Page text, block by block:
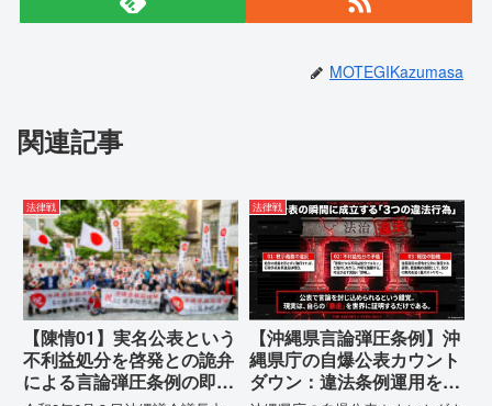
MOTEGIKazumasa
関連記事
法律戦
【陳情01】実名公表という
不利益処分を啓発との詭弁
による言論弾圧条例の即時
法律戦
【沖縄県言論弾圧条例】沖
縄県庁の自爆公表カウント
ダウン：違法条例運用を自